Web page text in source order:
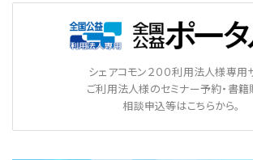
シェアコモン２００利用法人様専用
ご利用法人様のセミナー予約・書籍
相談申込等はこちらから。